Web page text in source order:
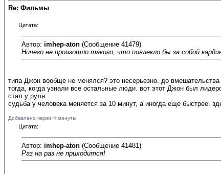
Re: Фильмы
Цитата:
Автор: imhep-aton (Сообщение 41479)
Ничего не произошло такого, что повлекло бы за собой
типа Джон вообще не менялся? это несерьезно. до
тогда, когда узнали все остальные люди. вот этот Джон был
стал у руля.
судьба у человека меняется за 10 минут, а иногда еще быстрее.
Добавлено через 4 минуты
Цитата:
Автор: imhep-aton (Сообщение 41481)
Раз на раз не приходится!